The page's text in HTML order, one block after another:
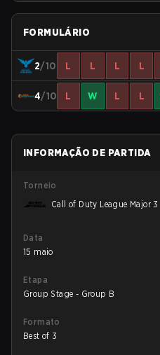
FORMULÁRIO
2/10 L L L L
4/10 L W L L
INFORMAÇÃO DE PARTIDA
Torneio
Call of Duty League Major 3
Data
15 maio
Etapa
Group Stage - Group B
Formato
Best of 3